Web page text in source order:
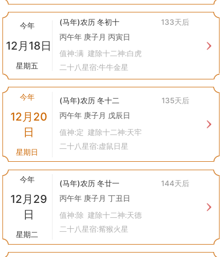
今年
12月18日
星期五
(马年)农历 冬初十
133天后
丙午年 庚子月 丙寅日
值神:满 建除十二神:白虎
二十八星宿:牛牛金星
今年
12月20
日
星期日
(马年)农历 冬十二
135天后
丙午年 庚子月 戊辰日
值神:定 建除十二神:天牢
二十八星宿:虚鼠日星
今年
12月29
日
星期二
(马年)农历 冬廿一
144天后
丙午年 庚子月 丁丑日
值神:除 建除十二神:天德
二十八星宿:觜猴火星